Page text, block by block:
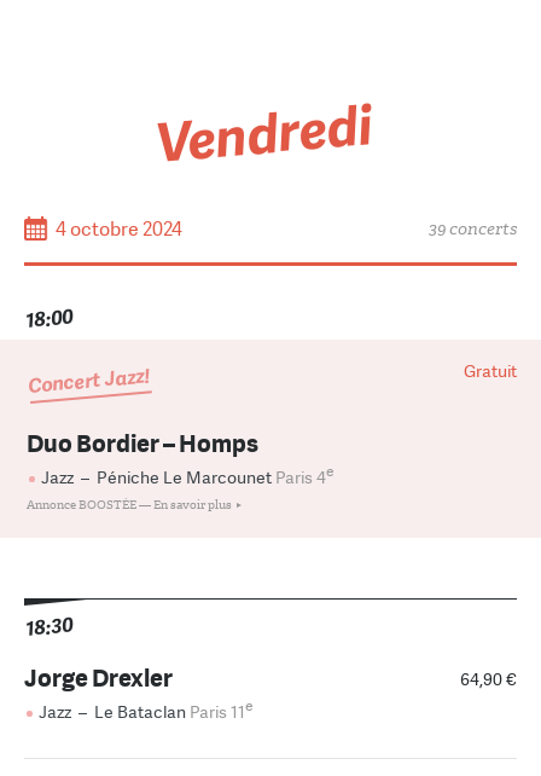
Vendredi
4 octobre 2024 39 concerts
18:00
Gratuit
Concert Jazz!
Duo Bordier – Homps
Jazz – Péniche Le Marcounet Paris 4e
Annonce BOOSTÉE —En savoir plus
18:30
64,90 €
Jorge Drexler
Jazz – Le Bataclan Paris 11e